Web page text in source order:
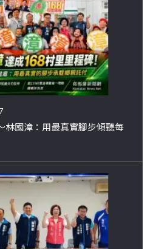
林國漳：用最真實腳步傾聽每